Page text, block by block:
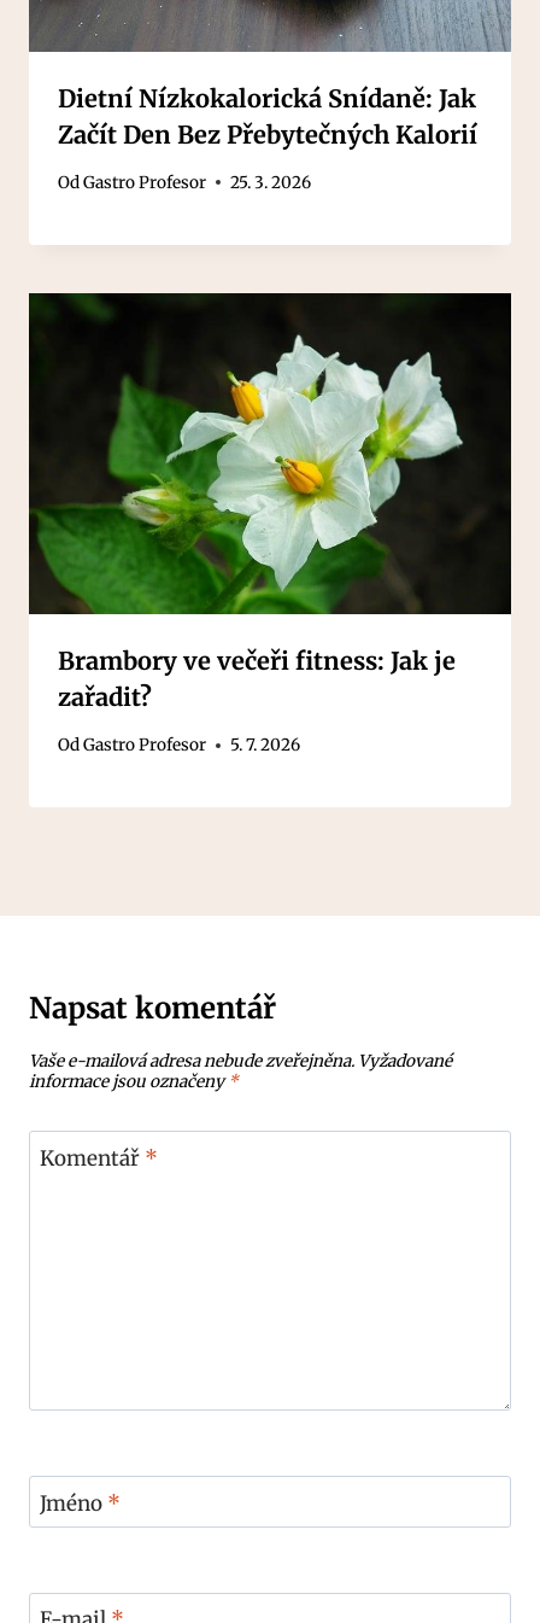
Dietní Nízkokalorická Snídaně: Jak
Začít Den Bez Přebytečných Kalorií
OdGastro Profesor 25. 3. 2026
Brambory ve večeři fitness: Jak je
zařadit?
OdGastro Profesor 5. 7. 2026
Napsat komentář
Vaše e-mailová adresa nebude zveřejněna. Vyžadované
informace jsou označeny*
Komentář *
Jméno *